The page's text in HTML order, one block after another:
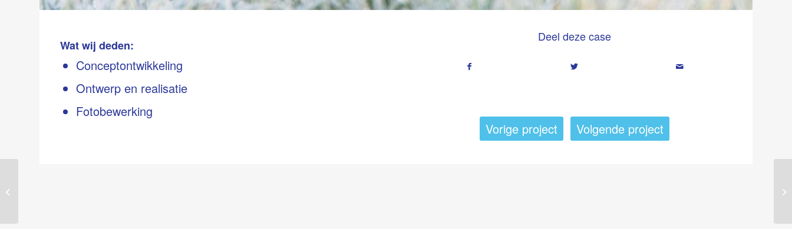
Wat wij deden:
Conceptontwikkeling
Ontwerp en realisatie
Fotobewerking
Deel deze case
Vorige project Volgende project